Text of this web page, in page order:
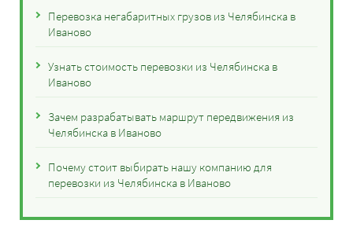
Перевозка негабаритных грузов из Челябинска в
Иваново
Узнать стоимость перевозки из Челябинска в
Иваново
Зачем разрабатывать маршрут передвижения из
Челябинска в Иваново
Почему стоит выбирать нашу компанию для
перевозки из Челябинска в Иваново